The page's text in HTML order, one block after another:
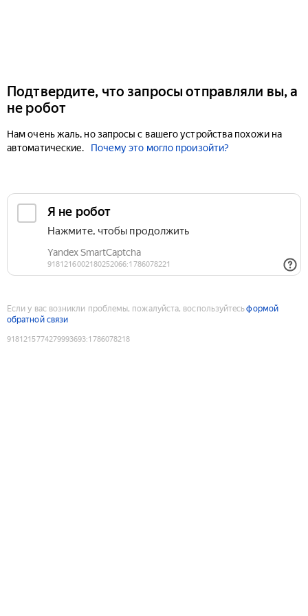
Подтвердите, что запросы отправляли вы, а
не робот
Нам очень жаль, но запросы с вашего устройства похожи на
автоматические.
Почему это могло произойти?
Если у вас возникли проблемы, пожалуйста, воспользуйтесьформой
обратной связи
9181215774279993693:1786078218